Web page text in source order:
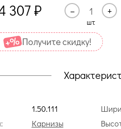
307₽ –
шт
+
Получите cкидку!
1.50.111
Карнизы